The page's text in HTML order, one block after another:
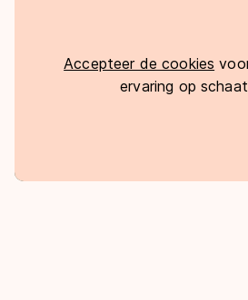
Accepteer de cookies
ervaring op